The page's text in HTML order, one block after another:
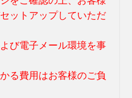
ットアップしていただ
び電子メール環境を事
る費用はお客様のご負